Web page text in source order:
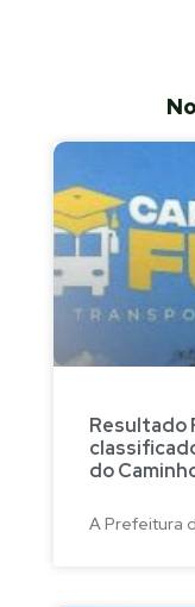
Resultado
do
A Prefeitura